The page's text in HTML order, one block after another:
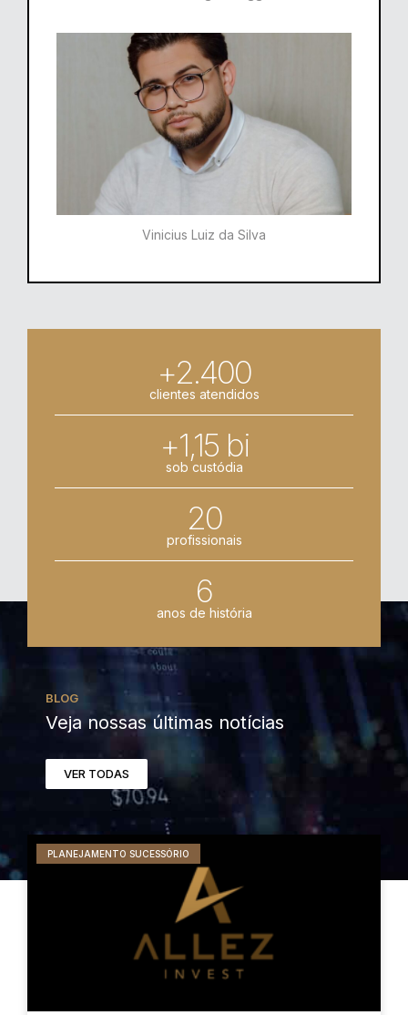
Vinicius Luiz da Silva
+2.400
clientes atendidos
+1,15 bi
sob custódia
20
profissionais
6
anos de história
BLOG
Veja nossas últimas notícias
VER TODAS
PLANEJAMENTO SUCESSÓRIO